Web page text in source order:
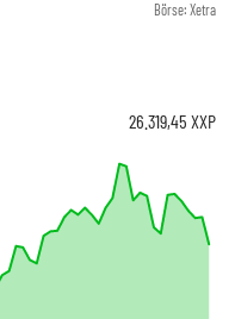
Börse: Xetra
26.319,45 XXP